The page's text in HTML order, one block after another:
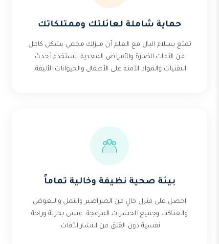
حماية شاملة لعائلتك وممتلكاتك
تمتع بسلام البال مع العلم أن منزلك محمي بشكل كامل
من الآفات الضارة والأمراض المعدية. نستخدم أحدث
التقنيات والمواد الآمنة على الأطفال والحيوانات الأليفة.
بيئة صحية نظيفة وخالية تماماً
احصل على منزل خالٍ من الصراصير والنمل والبعوض
والعناكب وجميع الحشرات المزعجة. عيش بحرية وراحة
نفسية دون القلق من انتشار الآفات.